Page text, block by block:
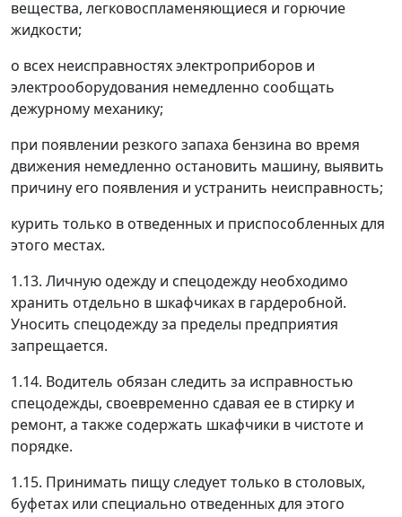
вещества, легковоспламеняющиеся и горючие
жидкости;
о всех неисправностях электроприборов и
электрооборудования немедленно сообщать
дежурному механику;
при появлении резкого запаха бензина во время
движения немедленно остановить машину, выявить
причину его появления и устранить неисправность;
курить только в отведенных и приспособленных для
этого местах.
1.13. Личную одежду и спецодежду необходимо
хранить отдельно в шкафчиках в гардеробной.
Уносить спецодежду за пределы предприятия
запрещается.
1.14. Водитель обязан следить за исправностью
спецодежды, своевременно сдавая ее в стирку и
ремонт, а также содержать шкафчики в чистоте и
порядке.
1.15. Принимать пищу следует только в столовых,
буфетах или специально отведенных для этого